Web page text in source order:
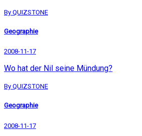
By QUIZSTONE
Geographie
2008-11-17
Wo hat der Nil seine Mündung?
By QUIZSTONE
Geographie
2008-11-17